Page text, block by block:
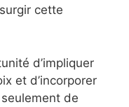
cette
d’impliquer
et d’incorporer
de